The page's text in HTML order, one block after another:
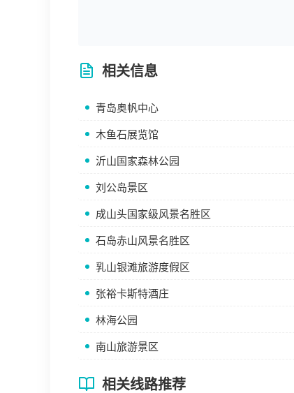
相关信息
青岛奥帆中心
木鱼石展览馆
沂山国家森林公园
刘公岛景区
成山头国家级风景名胜区
石岛赤山风景名胜区
乳山银滩旅游度假区
张裕卡斯特酒庄
林海公园
南山旅游景区
相关线路推荐